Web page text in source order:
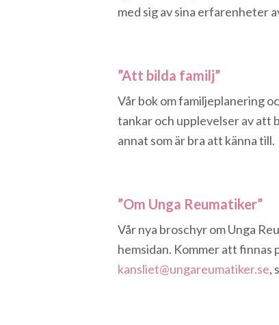
med sig av sina erfarenheter
”Att bilda familj”
Vår bok om familjeplanering
tankar och upplevelser av att
annat som är bra att känna till.
”Om Unga Reumatiker”
Vår nya broschyr om Unga
hemsidan. Kommer att finnas
kansliet@ungareumatiker.se,